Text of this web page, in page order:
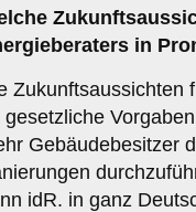
in
Zukunftsaussichten
gesetzliche
Gebäudebesitzer
idR. in ganz